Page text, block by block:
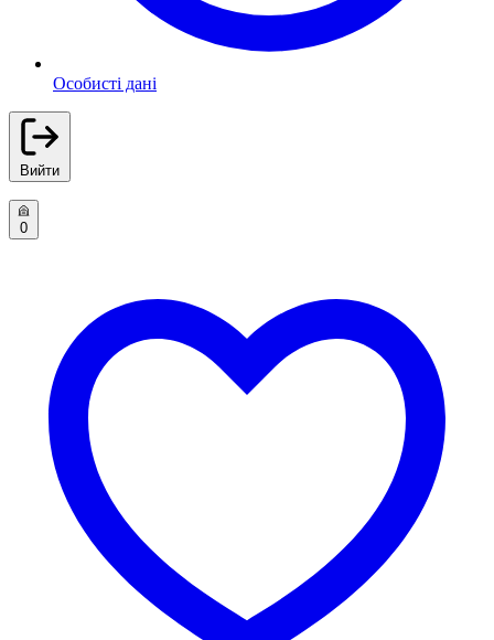
Особисті дані
Вийти
0